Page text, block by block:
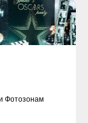
Фотозонам